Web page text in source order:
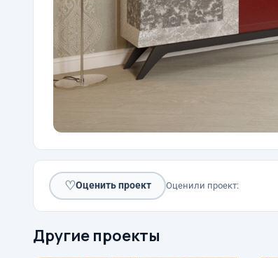
♡Оценить проект Оценили проект:
Другие проекты